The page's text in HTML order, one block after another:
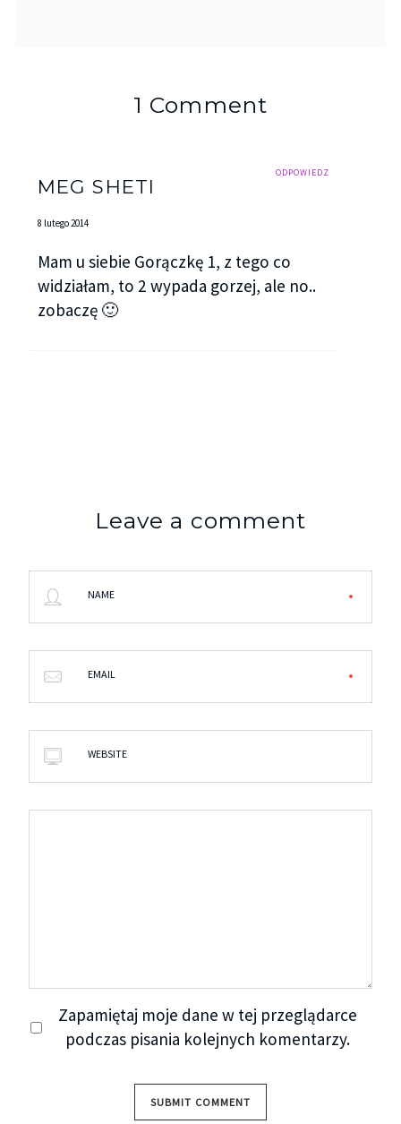
1 Comment
ODPOWIEDZ
MEG SHETI
8 lutego 2014
Mam u siebie Gorączkę 1, z tego co
widziałam, to 2 wypada gorzej, ale no..
zobaczę 🙂
Leave a comment
NAME
EMAIL
WEBSITE
Zapamiętaj moje dane w tej przeglądarce
podczas pisania kolejnych komentarzy.